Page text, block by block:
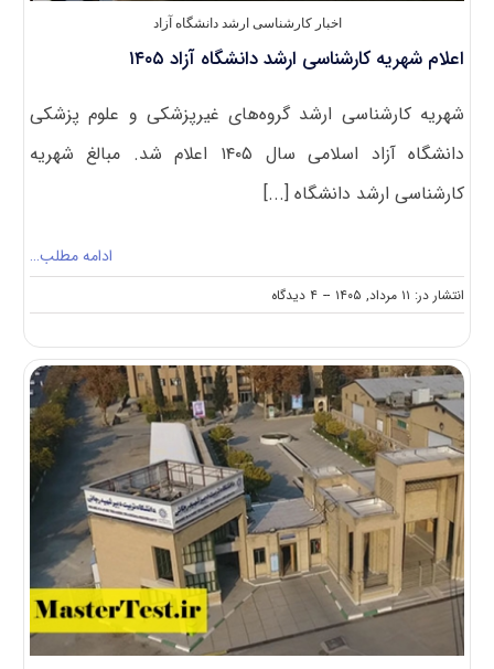
اخبار کارشناسی ارشد دانشگاه آزاد
اعلام شهریه کارشناسی ارشد دانشگاه آزاد ۱۴۰۵
شهریه کارشناسی ارشد گروه‌های غیرپزشکی و علوم پزشکی
دانشگاه آزاد اسلامی سال ۱۴۰۵ اعلام شد. مبالغ شهریه
کارشناسی ارشد دانشگاه [...]
ادامه مطلب…
انتشار در: ۱۱ مرداد, ۱۴۰۵ -- ۴ دیدگاه
on
اعلام
کارشناسی
ارشد
دانشگاه
آزاد
۱۴۰۵